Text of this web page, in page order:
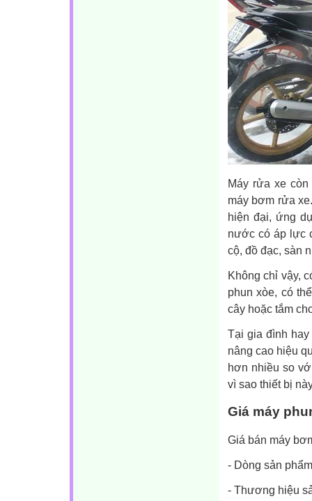
Máy rửa xe
máy bơm rửa
hiện đại, ứng
nước có áp lực
cộ, đồ đạc, sàn
Không chỉ vậy,
phun xòe, có
cây hoặc tắm
Tại gia đình
nâng cao hiệu
hơn nhiều so
vì sao thiết bị
Giá máy
Giá bán máy
- Dòng sản
- Thương hiệu